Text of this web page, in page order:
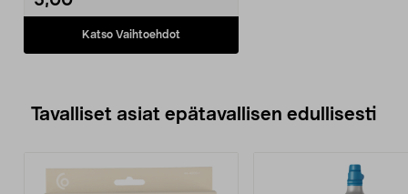
Katso Vaihtoehdot
Tavalliset asiat epätavallisen edullisesti